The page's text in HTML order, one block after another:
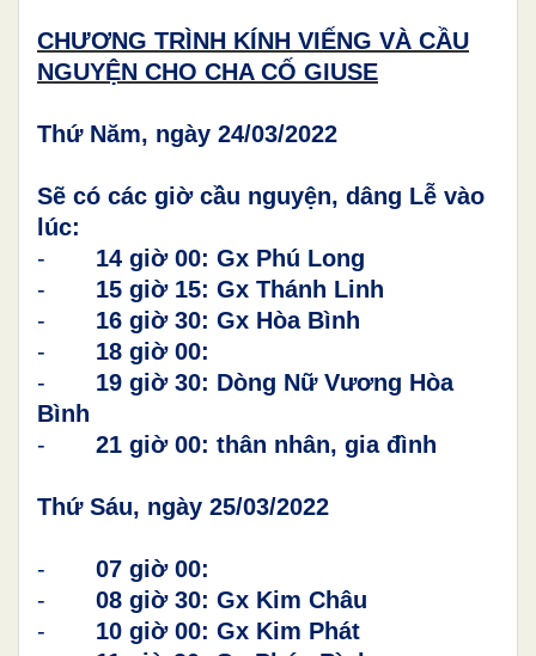
CHƯƠNG TRÌNH KÍNH VIẾNG VÀ CẦU
NGUYỆN CHO CHA CỐ GIUSE
Thứ Năm, ngày 24/03/2022
Sẽ có các giờ cầu nguyện, dâng Lễ vào
lúc:
- 14 giờ 00: Gx Phú Long
- 15 giờ 15: Gx Thánh Linh
- 16 giờ 30: Gx Hòa Bình
- 18 giờ 00:
- 19 giờ 30: Dòng Nữ Vương Hòa
Bình
- 21 giờ 00: thân nhân, gia đình
Thứ Sáu, ngày 25/03/2022
- 07 giờ 00:
- 08 giờ 30: Gx Kim Châu
- 10 giờ 00: Gx Kim Phát